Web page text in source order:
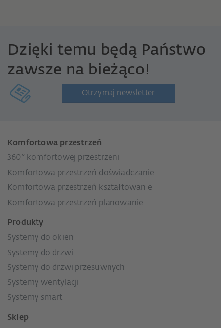
Dzięki temu będą Państwo
zawsze na bieżąco!
Otrzymaj newsletter
Komfortowa przestrzeń
360° komfortowej przestrzeni
Komfortowa przestrzeń doświadczanie
Komfortowa przestrzeń kształtowanie
Komfortowa przestrzeń planowanie
Produkty
Systemy do okien
Systemy do drzwi
Systemy do drzwi przesuwnych
Systemy wentylacji
Systemy smart
Sklep